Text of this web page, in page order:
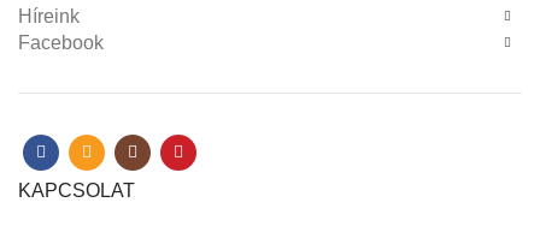
Híreink
Facebook
KAPCSOLAT